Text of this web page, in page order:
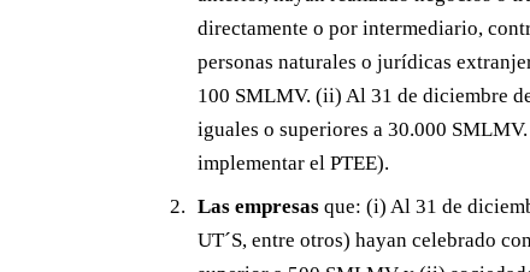
directamente o por intermediario,
personas naturales o jurídicas
100 SMLMV. (ii) Al 31 de diciembre
iguales o superiores a 30.000
implementar el PTEE).
Las empresas que: (i) Al 31 de
UT´S, entre otros) hayan celebrado